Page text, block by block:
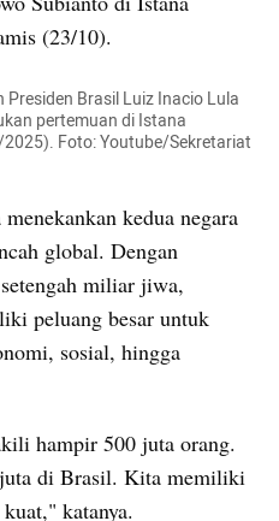
(23/10).
Brasil Luiz Inacio Lula
pertemuan di Istana
Foto: Youtube/Sekretariat
kedua negara
global. Dengan
miliar jiwa,
peluang besar untuk
sosial, hingga
hampir 500 juta orang.
di Brasil. Kita memiliki
katanya.